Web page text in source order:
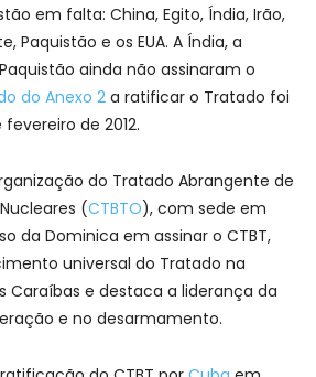
em falta: China, Egito, Índia, Irão,
Paquistão e os EUA. A Índia, a
ainda não assinaram o
do Anexo 2a ratificar o Tratado foi
de 2012.
do Tratado Abrangente de
(CTBTO), com sede em
da Dominica em assinar o CTBT,
universal do Tratado na
Caraíbas e destaca a liderança da
e no desarmamento.